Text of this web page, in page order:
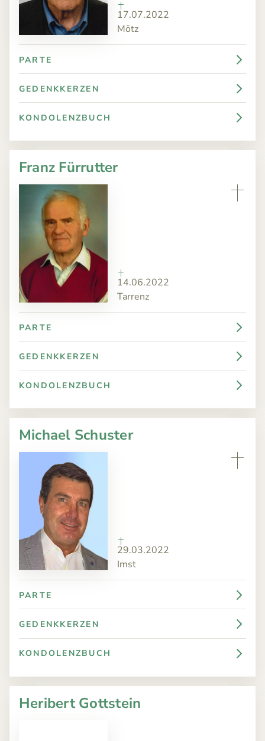
17.07.2022
Mötz
PARTE
GEDENKKERZEN
KONDOLENZBUCH
Franz Fürrutter
14.06.2022
Tarrenz
PARTE
GEDENKKERZEN
KONDOLENZBUCH
Michael Schuster
29.03.2022
Imst
PARTE
GEDENKKERZEN
KONDOLENZBUCH
Heribert Gottstein